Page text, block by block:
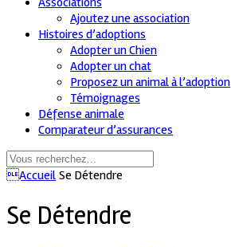
Ajoutez une association
Histoires d’adoptions
Adopter un Chien
Adopter un chat
Proposez un animal à l’adoption
Témoignages
Défense animale
Comparateur d’assurances
Accueil Se Détendre
Se Détendre